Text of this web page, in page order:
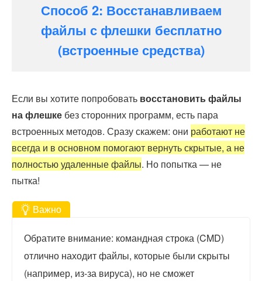
Способ 2: Восстанавливаем
файлы с флешки бесплатно
(встроенные средства)
Если вы хотите попробовать восстановить файлы
на флешке без сторонних программ, есть пара
встроенных методов. Сразу скажем: они работают не
всегда и в основном помогают вернуть скрытые, а не
полностью удаленные файлы. Но попытка — не
пытка!
Важно
Обратите внимание: командная строка (CMD)
отлично находит файлы, которые были скрыты
(например, из-за вируса), но не сможет